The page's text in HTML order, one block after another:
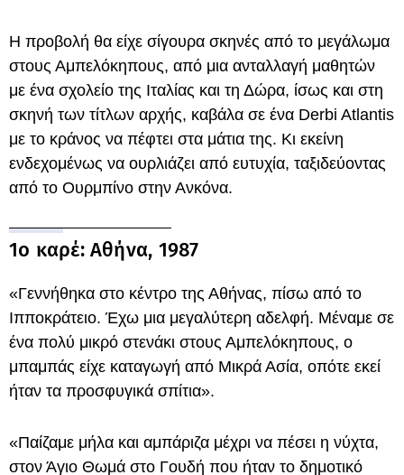
Η προβολή θα είχε σίγουρα σκηνές από το μεγάλωμα
στους Αμπελόκηπους, από μια ανταλλαγή μαθητών
με ένα σχολείο της Ιταλίας και τη Δώρα, ίσως και στη
σκηνή των τίτλων αρχής, καβάλα σε ένα Derbi Atlantis
με το κράνος να πέφτει στα μάτια της. Κι εκείνη
ενδεχομένως να ουρλιάζει από ευτυχία, ταξιδεύοντας
από το Ουρμπίνο στην Ανκόνα.
1ο καρέ: Αθήνα, 1987
«Γεννήθηκα στο κέντρο της Αθήνας, πίσω από το
Ιπποκράτειο. Έχω μια μεγαλύτερη αδελφή. Μέναμε σε
ένα πολύ μικρό στενάκι στους Αμπελόκηπους, ο
μπαμπάς είχε καταγωγή από Μικρά Ασία, οπότε εκεί
ήταν τα προσφυγικά σπίτια».
«Παίζαμε μήλα και αμπάριζα μέχρι να πέσει η νύχτα,
στον Άγιο Θωμά στο Γουδή που ήταν το δημοτικό